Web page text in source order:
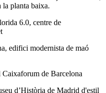
6.0, centre de
Caixaforum de Barcelona